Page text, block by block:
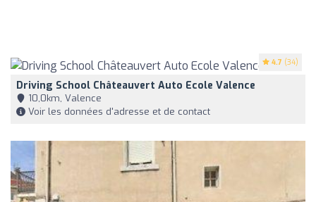
4.7 (34)
Driving School Châteauvert Auto Ecole Valence
10,0km, Valence
Voir les données d'adresse et de contact